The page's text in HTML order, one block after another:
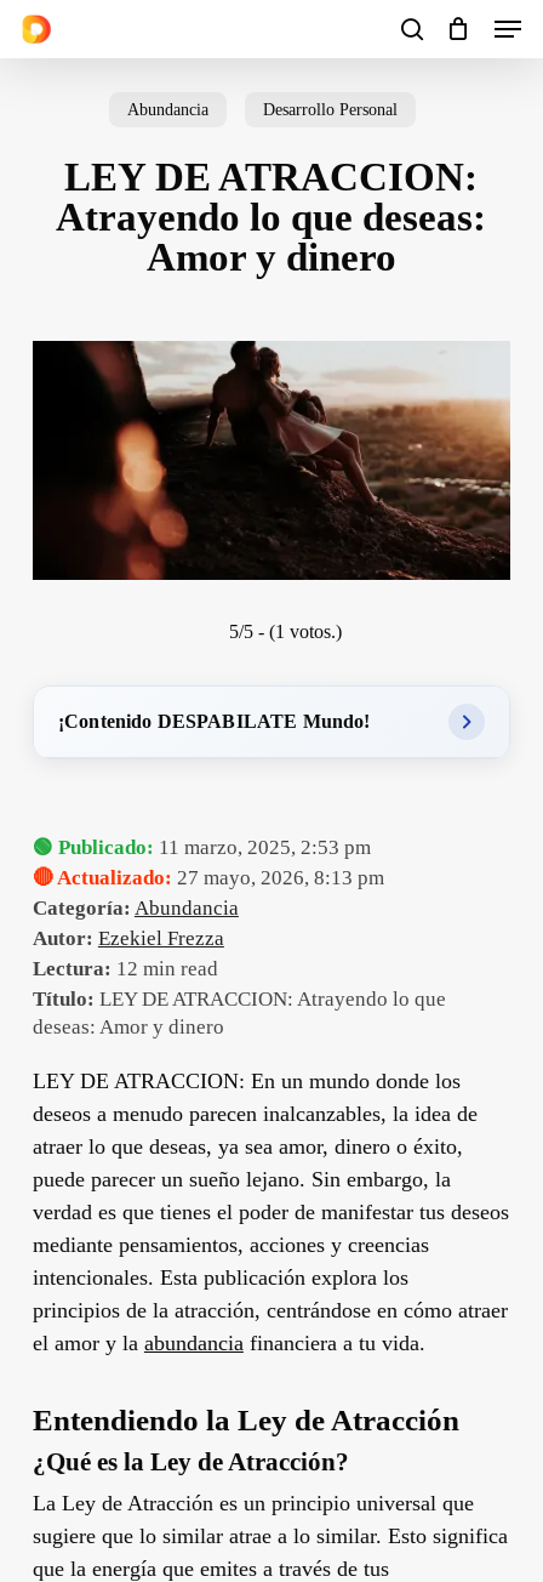
Skip
search
Menu
Cart Close
Abundancia Desarrollo Personal
LEY DE ATRACCION:
Atrayendo lo que deseas:
Amor y dinero
5/5 - (1 votos.)
¡Contenido DESPABILATE Mundo!
🟢 Publicado: 11 marzo, 2025, 2:53 pm
🔴 Actualizado: 27 mayo, 2026, 8:13 pm
Categoría: Abundancia
Autor: Ezekiel Frezza
Lectura: 12 min read
Título: LEY DE ATRACCION: Atrayendo lo que
deseas: Amor y dinero
LEY DE ATRACCION: En un mundo donde los
deseos a menudo parecen inalcanzables, la idea de
atraer lo que deseas, ya sea amor, dinero o éxito,
puede parecer un sueño lejano. Sin embargo, la
verdad es que tienes el poder de manifestar tus deseos
mediante pensamientos, acciones y creencias
intencionales. Esta publicación explora los
principios de la atracción, centrándose en cómo atraer
el amor y la abundancia financiera a tu vida.
Entendiendo la Ley de Atracción
¿Qué es la Ley de Atracción?
La Ley de Atracción es un principio universal que
sugiere que lo similar atrae a lo similar. Esto significa
que la energía que emites a través de tus